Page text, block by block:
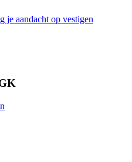
je aandacht op vestigen